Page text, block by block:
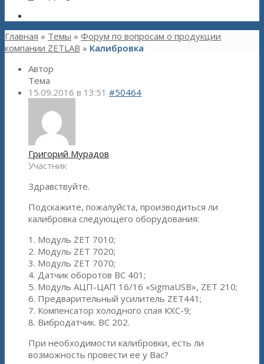
Главная » Темы » Форум по вопросам о продукции
компании ZETLAB » Калибровка
Автор
Тема
15.09.2016 в 13:51 #50464
Григорий Мурадов
Участник
Здравствуйте.
Подскажите, пожалуйста, производиться ли
калибровка следующего оборудования:
1. Модуль ZET 7010;
2. Модуль ZET 7020;
3. Модуль ZET 7070;
4. Датчик оборотов ВС 401;
5. Модуль АЦП-ЦАП 16/16 «SigmaUSB», ZET 210;
6. Предварительный усилитель ZET441;
7. Компенсатор холодного спая КХС-9;
8. Вибродатчик. ВС 202.
При необходимости калибровки, есть ли
возможность провести ее у Вас?